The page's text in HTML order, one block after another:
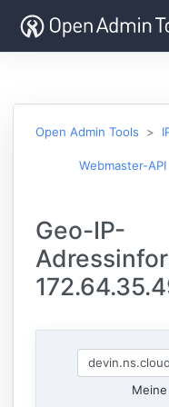
Open Admin Tools
Webmaster-API
Geo-IP-
Meine